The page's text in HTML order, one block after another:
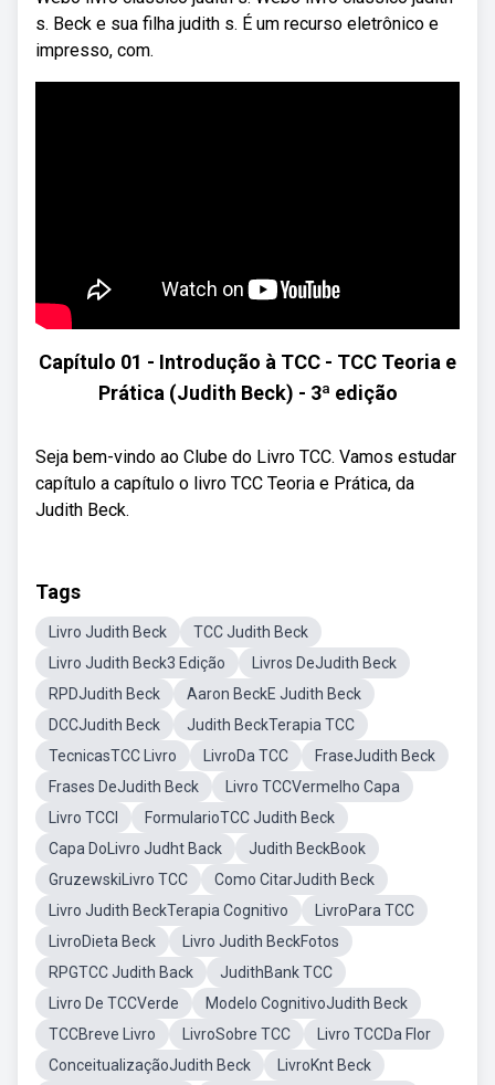
s. Beck e sua filha judith s. É um recurso eletrônico e
impresso, com.
Capítulo 01 - Introdução à TCC - TCC Teoria e
Prática (Judith Beck) - 3ª edição
Seja bem-vindo ao Clube do Livro TCC. Vamos estudar
capítulo a capítulo o livro TCC Teoria e Prática, da
Judith Beck.
Tags
Livro Judith Beck
TCC Judith Beck
Livro Judith Beck3 Edição
Livros DeJudith Beck
RPDJudith Beck
Aaron BeckE Judith Beck
DCCJudith Beck
Judith BeckTerapia TCC
TecnicasTCC Livro
LivroDa TCC
FraseJudith Beck
Frases DeJudith Beck
Livro TCCVermelho Capa
Livro TCCI
FormularioTCC Judith Beck
Capa DoLivro Judht Back
Judith BeckBook
GruzewskiLivro TCC
Como CitarJudith Beck
Livro Judith BeckTerapia Cognitivo
LivroPara TCC
LivroDieta Beck
Livro Judith BeckFotos
RPGTCC Judith Back
JudithBank TCC
Livro De TCCVerde
Modelo CognitivoJudith Beck
TCCBreve Livro
LivroSobre TCC
Livro TCCDa Flor
ConceitualizaçãoJudith Beck
LivroKnt Beck